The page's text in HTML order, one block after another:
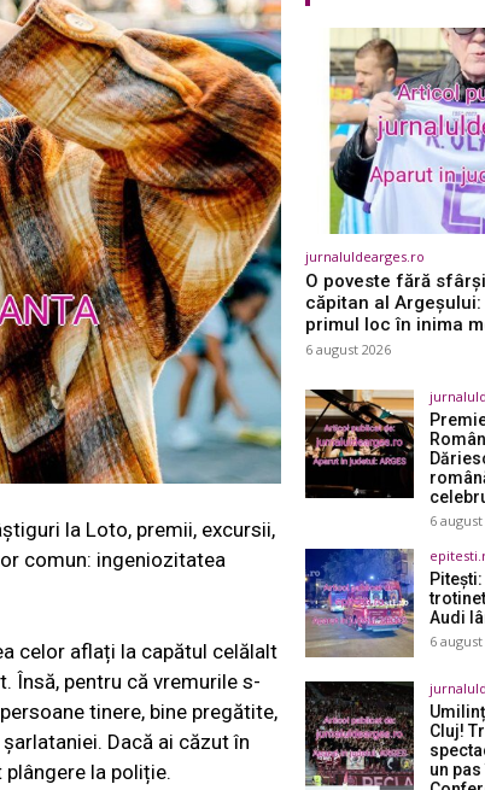
la Loto, premii, excursii,
comun: ingeniozitatea
celor aflați la capătul celălalt
Însă, pentru că vremurile s-
tinere, bine pregătite,
Dacă ai căzut în
la poliție.
jurnaluldearges.ro
O poveste fără
căpitan al
primul loc în inima
6 august 2026
6
Audi
6
Cluj!
un